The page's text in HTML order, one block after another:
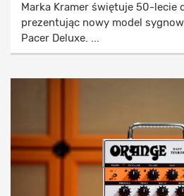
Marka Kramer świętuje 50-lecie
prezentując nowy model
Pacer Deluxe. ...